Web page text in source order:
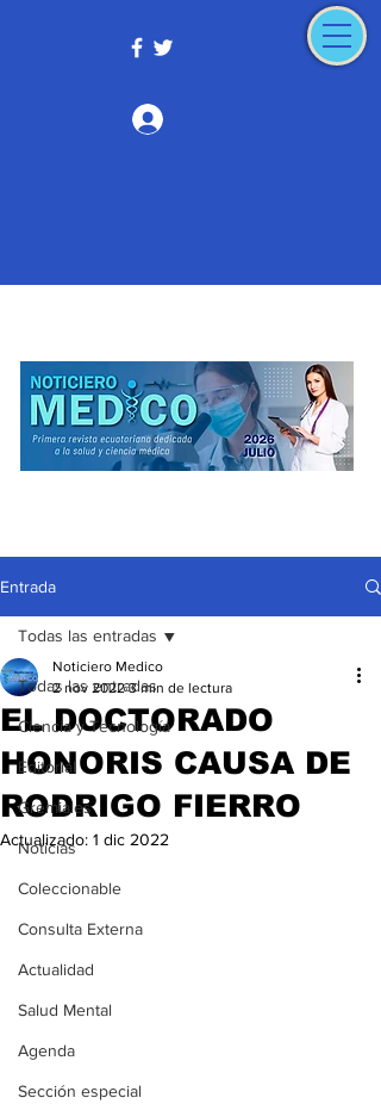
Entrada
Todas las entradas
Ciencia y Tecnología
Editorial
Gremiales
Noticias
Coleccionable
Consulta Externa
Actualidad
Salud Mental
Agenda
Sección especial
Todas las entradas
EL DOCTORADO
HONORIS CAUSA DE
RODRIGO FIERRO
Noticiero Medico
2 nov 2022 3 min de lectura
Actualizado: 1 dic 2022